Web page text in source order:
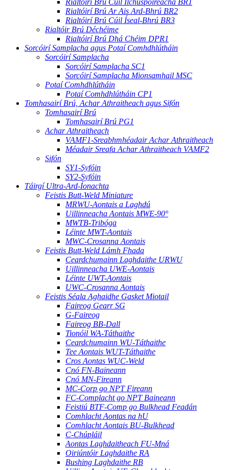
Rialtóirí Brú Cúil Ilchuspóireacha BR1
Rialtóirí Brú Ar Ais Ard-Bhrú BR2
Rialtóirí Brú Cúil Íseal-Bhrú BR3
Rialtóir Brú Déchéime
Rialtóirí Brú Dhá Chéim DPR1
Sorcóirí Samplacha agus Potaí Comhdhlútháin
Sorcóirí Samplacha
Sorcóirí Samplacha SC1
Sorcóirí Samplacha Mionsamhail MSC
Potaí Comhdhlútháin
Potaí Comhdhlútháin CP1
Tomhasairí Brú, Achar Athraitheach agus Sifón
Tomhasairí Brú
Tomhasairí Brú PG1
Achar Athraitheach
VAMF1-Sreabhmhéadair Achar Athraitheach
Méadair Sreafa Achar Athraitheach VAMF2
Sifón
SY1-Syfóin
SY2-Syfóin
Táirgí Ultra-Ard-Íonachta
Feistis Butt-Weld Miniature
MRWU-Aontais a Laghdú
Uillinneacha Aontais MWE-90°
MWTB-Tribóga
Léinte MWT-Aontais
MWC-Crosanna Aontais
Feistis Butt-Weld Lámh Fhada
Ceardchumainn Laghdaithe URWU
Uillinneacha UWE-Aontais
Léinte UWT-Aontais
UWC-Crosanna Aontais
Feistis Séala Aghaidhe Gasket Miotail
Faireog Gearr SG
G-Faireog
Faireog BB-Dall
Tionóil WA-Táthaithe
Ceardchumainn WU-Táthaithe
Tee Aontais WUT-Táthaithe
Cros Aontas WUC-Weld
Cnó FN-Baineann
Cnó MN-Fireann
MC-Corp go NPT Fireann
FC-Complacht go NPT Baineann
Feistiú BTF-Comp go Bulkhead Feadán
Comhlacht Aontas na hU
Comhlacht Aontais BU-Bulkhead
C-Chúpláil
Aontas Laghdaitheach FU-Mná
Oiriúntóir Laghdaithe RA
Bushing Laghdaithe RB